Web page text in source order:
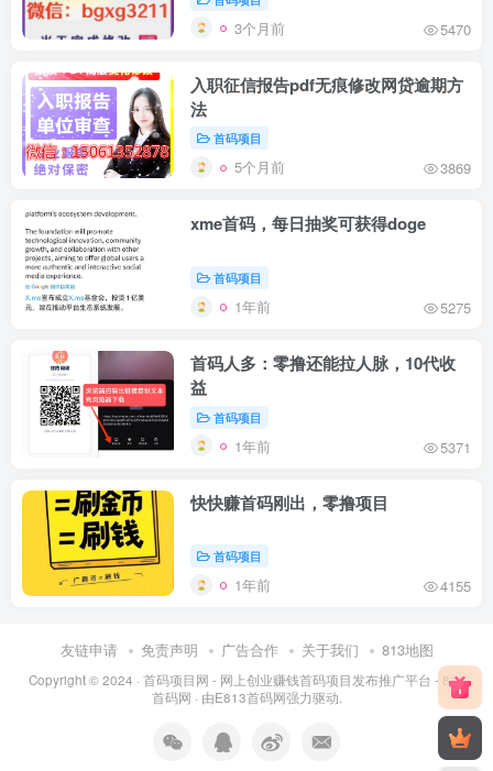
3个月前 5470
入职征信报告pdf无痕修改网贷逾期方
法
首码项目
5个月前 3869
xme首码，每日抽奖可获得doge
首码项目
1年前 5275
首码人多：零撸还能拉人脉，10代收
益
首码项目
1年前 5371
快快赚首码刚出，零撸项目
首码项目
1年前 4155
友链申请 免责声明 广告合作 关于我们 813地图
Copyright © 2024 · 首码项目网 - 网上创业赚钱首码项目发布推广平台 - 813
首码网 · 由E813首码网强力驱动.